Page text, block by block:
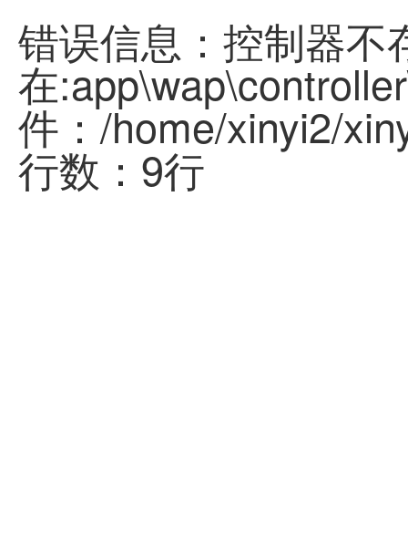
错误信息：控制器不
在
件：/home/xinyi2/
行数：9行